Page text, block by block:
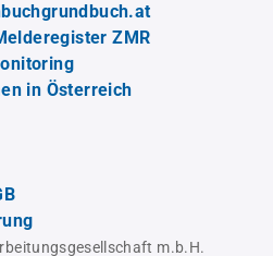
ZMR
in Österreich
m.b.H.